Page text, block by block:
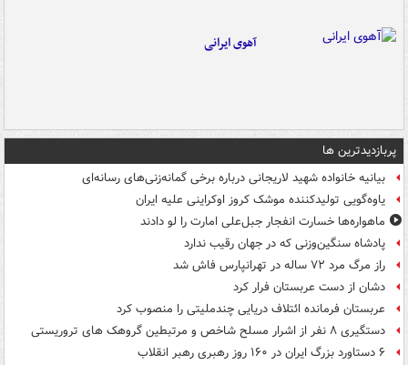
آهوی ایرانی
پربازدیدترین ها
بیانیه خانواده شهید لاریجانی درباره برخی گمانه‌زنی‌های رسانه‌ای
یاوه‌گویی تولیدکننده موشک کروز اوکراینی علیه ایران
ماهواره‌ها خسارت انفجار جبل‌علی امارت را لو دادند
پادشاه سنگین‌وزنی که در جهان رقیب ندارد
راز مرگ مرد ۷۲ ساله در تهرانپارس فاش شد
دشان از دست عربستان فرار کرد
عربستان فرمانده ائتلاف دریایی چندملیتی را منصوب کرد
دستگیری ۸ نفر از اشرار مسلح شاخص و مرتبطین گروهک های تروریستی
۶ دستاورد بزرگ ایران در ۱۶۰ روز رهبری رهبر انقلاب